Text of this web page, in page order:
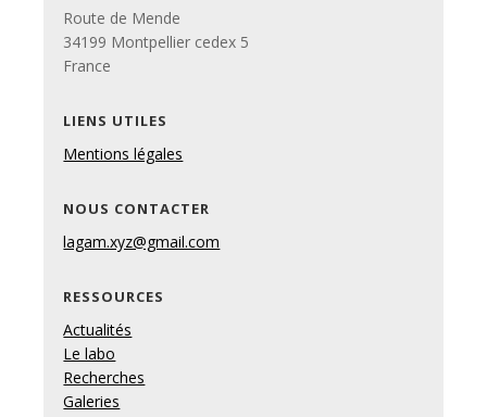
Route de Mende
34199 Montpellier cedex 5
France
LIENS UTILES
Mentions légales
NOUS CONTACTER
lagam.xyz@gmail.com
RESSOURCES
Actualités
Le labo
Recherches
Galeries